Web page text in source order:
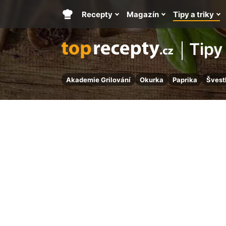
Akademie Grilování Okurka Paprika
Hlavní
stránka
Recepty Magazín Tipy a triky